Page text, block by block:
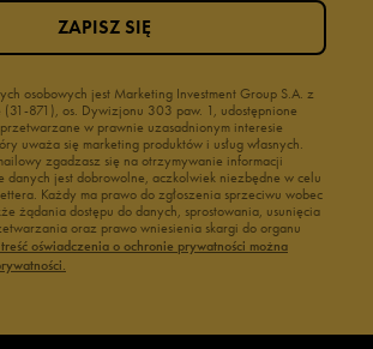
osobowych jest Marketing Investment Group S.A. z
871), os. Dywizjonu 303 paw. 1, udostępnione
w prawnie uzasadnionym interesie
uważa się marketing produktów i usług własnych.
zgadzasz się na otrzymywanie informacji
danych jest dobrowolne, aczkolwiek niezbędne w celu
Każdy ma prawo do zgłoszenia sprzeciwu wobec
żądania dostępu do danych, sprostowania, usunięcia
oraz prawo wniesienia skargi do organu
treść oświadczenia o ochronie prywatności można
ZAPISZ SIĘ